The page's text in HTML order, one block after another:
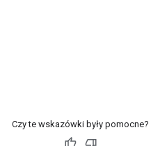
Czy te wskazówki były pomocne?